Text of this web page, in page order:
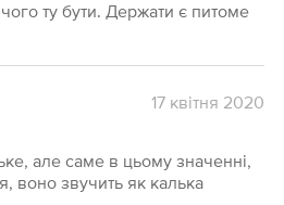
ту бути. Держати є питоме
17 квітня 2020
але саме в цьому значенні,
воно звучить як калька